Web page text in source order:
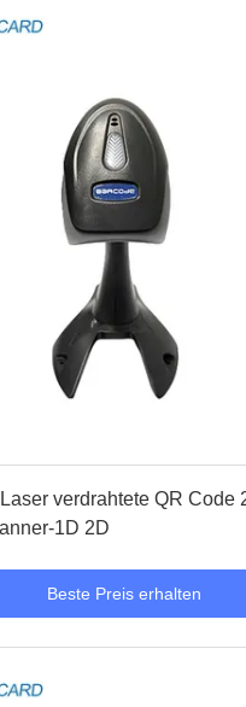
verdrahtete QR Code
1D 2D
Beste Preis erhalten